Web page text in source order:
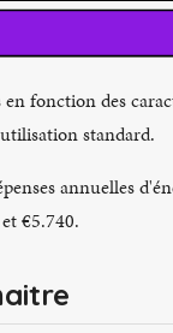
fonction des
standard.
annuelles
€5.740.